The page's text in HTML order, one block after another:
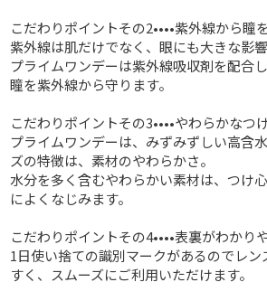
こだわりポイントその2••••紫外線から瞳
紫外線は肌だけでなく、眼にも大きな影響
プライムワンデーは紫外線吸収剤を配合
瞳を紫外線から守ります。
こだわりポイントその3••••やわらかなつ
プライムワンデーは、みずみずしい高含
ズの特徴は、素材のやわらかさ。
水分を多く含むやわらかい素材は、つけ
によくなじみます。
こだわりポイントその4••••表裏がわかり
1日使い捨ての識別マークがあるのでレ
すく、スムーズにご利用いただけます。